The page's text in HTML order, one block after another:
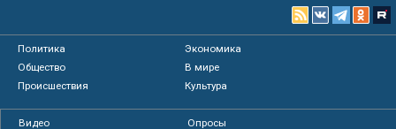
Политика
Экономика
Общество
В мире
Происшествия
Культура
Видео
Опросы